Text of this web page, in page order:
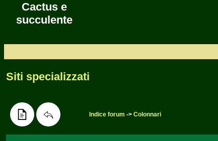
Cactus e
succulente
Siti specializzati
Indice forum -> Colonnari